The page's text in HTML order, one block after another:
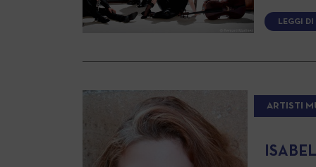
LEGGI DI
ARTISTI